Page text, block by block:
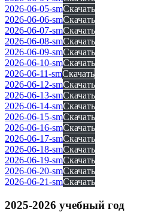
2026-06-05-smСкачать
2026-06-06-smСкачать
2026-06-07-smСкачать
2026-06-08-smСкачать
2026-06-09-smСкачать
2026-06-10-smСкачать
2026-06-11-smСкачать
2026-06-12-smСкачать
2026-06-13-smСкачать
2026-06-14-smСкачать
2026-06-15-smСкачать
2026-06-16-smСкачать
2026-06-17-smСкачать
2026-06-18-smСкачать
2026-06-19-smСкачать
2026-06-20-smСкачать
2026-06-21-smСкачать
2025-2026 учебный год